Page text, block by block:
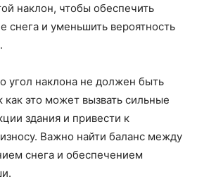
наклон, чтобы обеспечить
снега и уменьшить вероятность
угол наклона не должен быть
это может вызвать сильные
здания и привести к
Важно найти баланс между
снега и обеспечением